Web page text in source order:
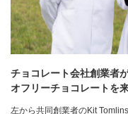
チョコレート会社創業者
オフリーチョコレートを
左から共同創業者のKit